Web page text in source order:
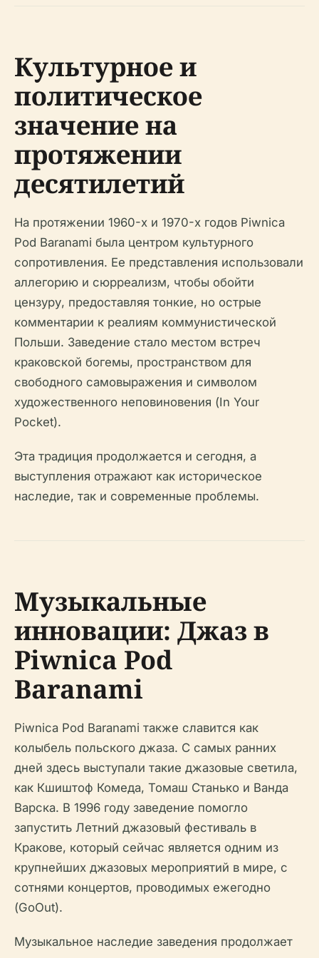
Культурное и
политическое
значение на
протяжении
десятилетий
На протяжении 1960-х и 1970-х годов Piwnica
Pod Baranami была центром культурного
сопротивления. Ее представления использовали
аллегорию и сюрреализм, чтобы обойти
цензуру, предоставляя тонкие, но острые
комментарии к реалиям коммунистической
Польши. Заведение стало местом встреч
краковской богемы, пространством для
свободного самовыражения и символом
художественного неповиновения (In Your
Pocket).
Эта традиция продолжается и сегодня, а
выступления отражают как историческое
наследие, так и современные проблемы.
Музыкальные
инновации: Джаз в
Piwnica Pod
Baranami
Piwnica Pod Baranami также славится как
колыбель польского джаза. С самых ранних
дней здесь выступали такие джазовые светила,
как Кшиштоф Комеда, Томаш Станько и Ванда
Варска. В 1996 году заведение помогло
запустить Летний джазовый фестиваль в
Кракове, который сейчас является одним из
крупнейших джазовых мероприятий в мире, с
сотнями концертов, проводимых ежегодно
(GoOut).
Музыкальное наследие заведения продолжает